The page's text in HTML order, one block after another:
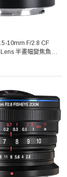
10mm F/2.8 CF
半畫幅變焦魚眼
M)